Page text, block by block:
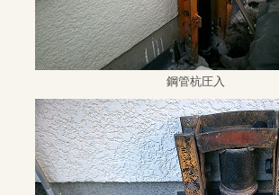
鋼管杭圧入